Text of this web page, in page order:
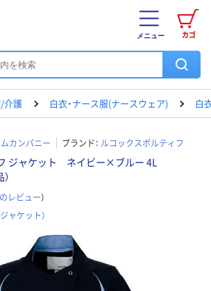
カゴ
メニュー
介護 白衣・ナース服(ナースウェア) 白
カンパニー ブランド： ルコックスポルティフ
ジャケット ネイビー×ブルー 4L
レビュー）
ャケット）